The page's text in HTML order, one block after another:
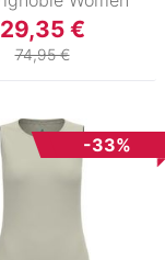
29,35 €
74,95 €
-33%